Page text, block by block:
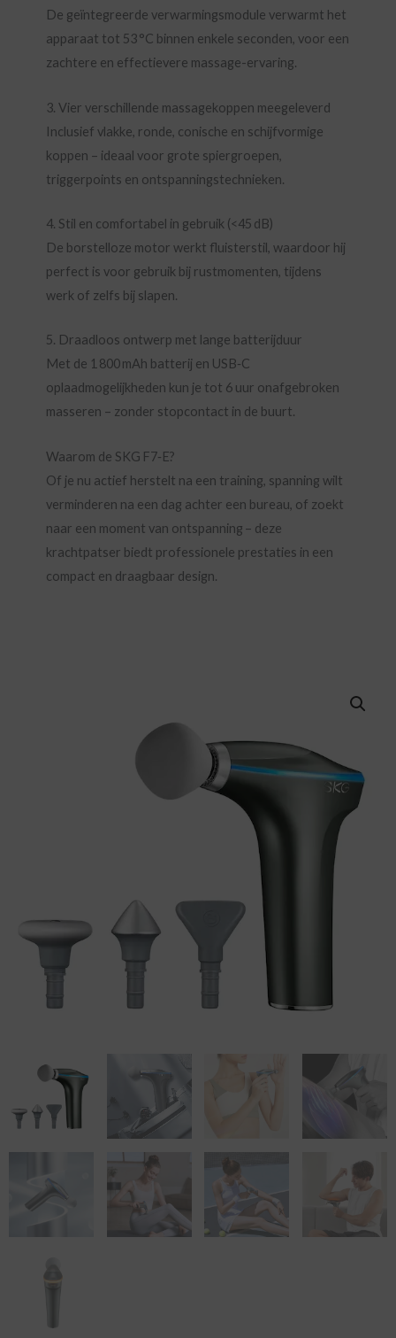
De geïntegreerde verwarmingsmodule verwarmt het
apparaat tot 53 °C binnen enkele seconden, voor een
zachtere en effectievere massage-ervaring.
3. Vier verschillende massagekoppen meegeleverd
Inclusief vlakke, ronde, conische en schijfvormige
koppen – ideaal voor grote spiergroepen,
triggerpoints en ontspanningstechnieken.
4. Stil en comfortabel in gebruik (<45 dB)
De borstelloze motor werkt fluisterstil, waardoor hij
perfect is voor gebruik bij rustmomenten, tijdens
werk of zelfs bij slapen.
5. Draadloos ontwerp met lange batterijduur
Met de 1 800 mAh batterij en USB‑C
oplaadmogelijkheden kun je tot 6 uur onafgebroken
masseren – zonder stopcontact in de buurt.
Waarom de SKG F7‑E?
Of je nu actief herstelt na een training, spanning wilt
verminderen na een dag achter een bureau, of zoekt
naar een moment van ontspanning – deze
krachtpatser biedt professionele prestaties in een
compact en draagbaar design.